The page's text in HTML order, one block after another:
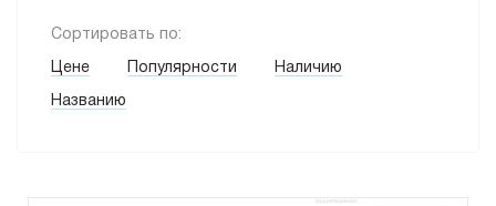
Сортировать по:
Цене Популярности Наличию
Названию